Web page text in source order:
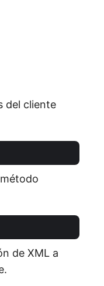
del cliente
de XML a